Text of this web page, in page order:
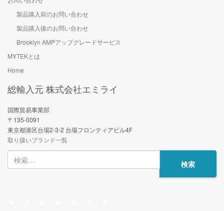
製品購入前のお問い合わせ
製品購入後のお問い合わせ
Brooklyn AMPアップグレードサービス
MYTEKとは
Home
総輸入元 株式会社エミライ
国際貿易事業部
〒135-0091
東京都港区台場2-3-2 台場フロンティアビル4F
取り扱いブランド一覧
検
索: